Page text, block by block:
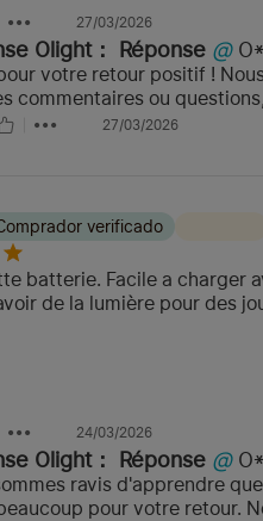
27/03/2026
Olight： Réponse @
votre retour positif !
commentaires ou
27/03/2026
verificado
batterie. Facile a charger
de la lumière pour des
24/03/2026
Olight： Réponse @
ravis d'apprendre
pour votre retour.